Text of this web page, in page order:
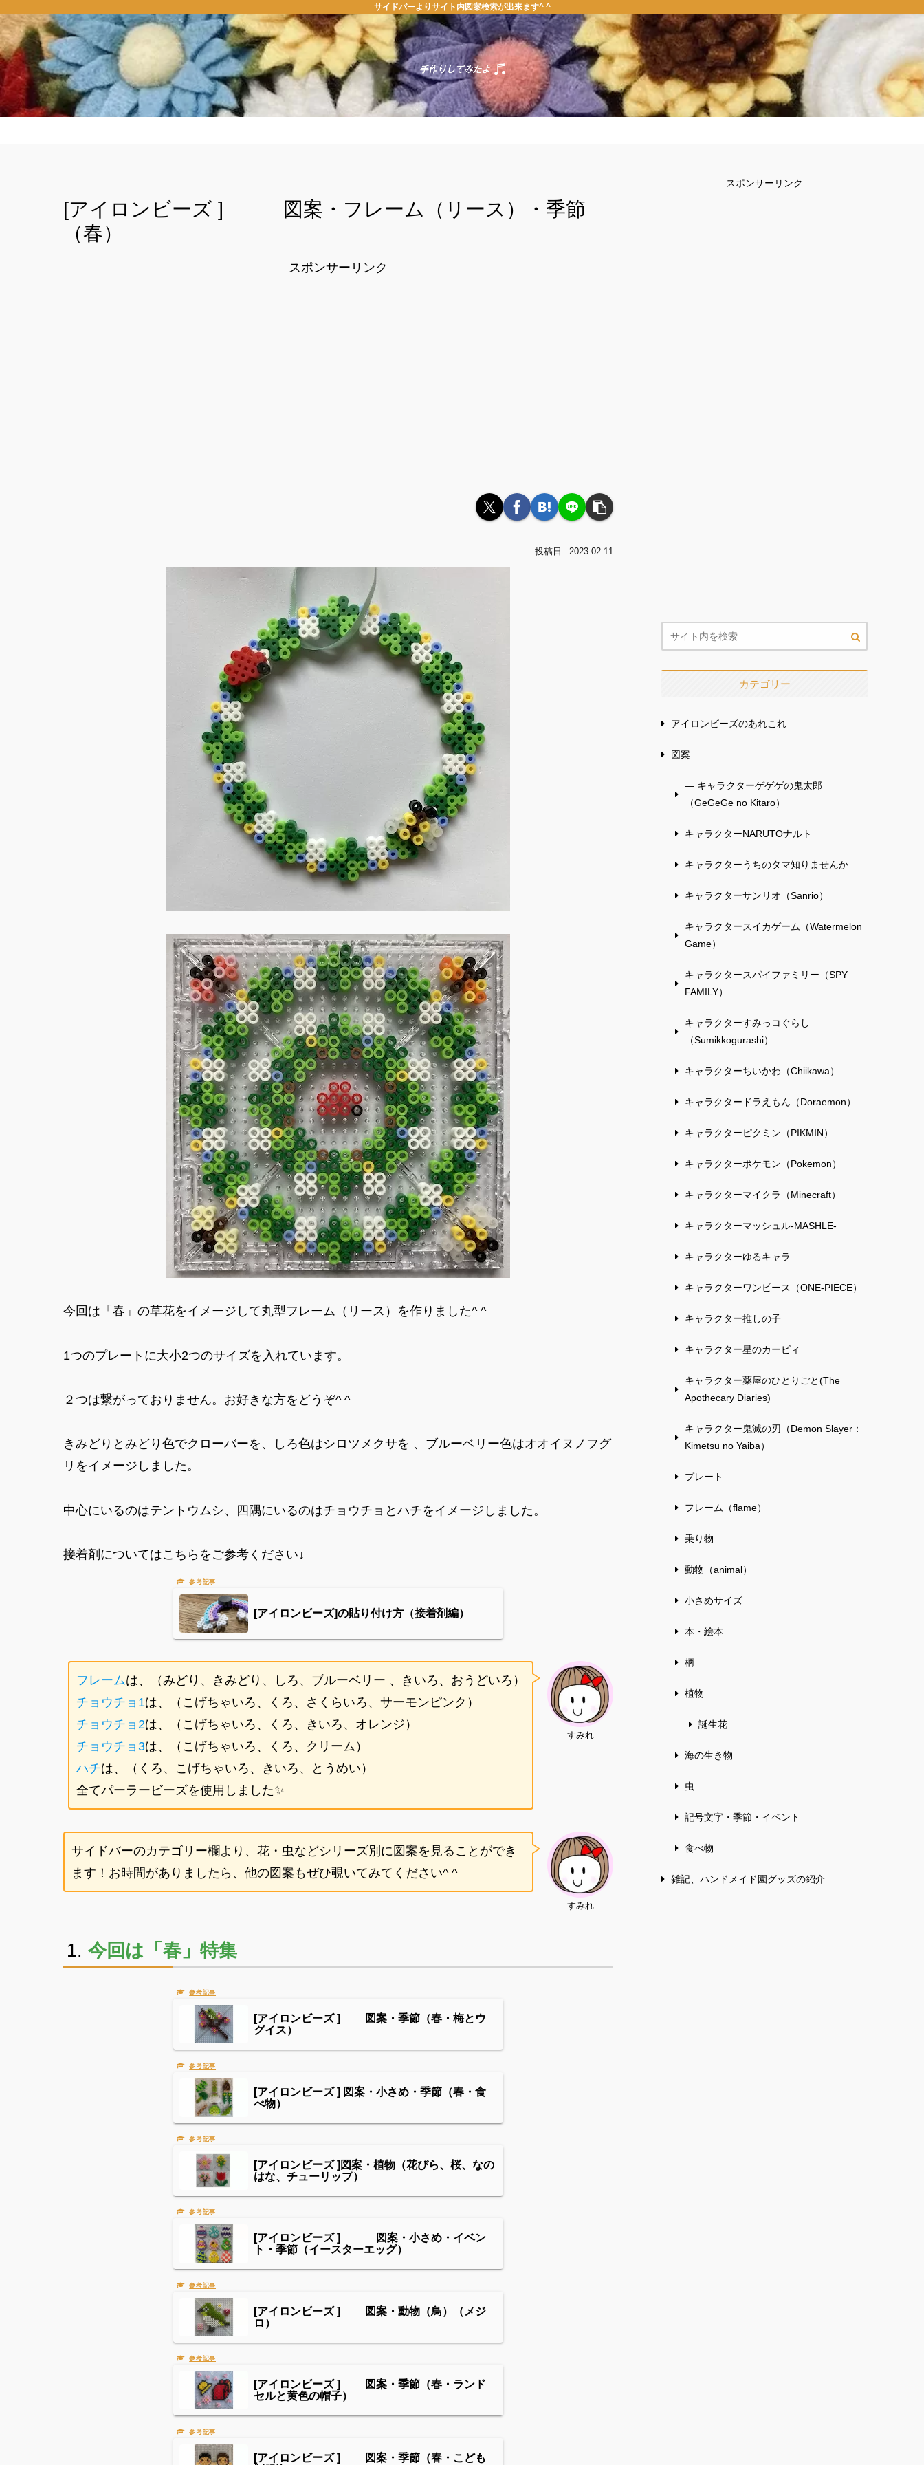
サイドバーよりサイト内図案検索が出来ます^ ^
[アイロンビーズ ] 図案・フレーム（リース）・季節
（春）
スポンサーリンク
2023.02.11
今回は「春」の草花をイメージして丸型フレーム（リース）を作りました^ ^
1つのプレートに大小2つのサイズを入れています。
２つは繋がっておりません。お好きな方をどうぞ^ ^
きみどりとみどり色でクローバーを、しろ色はシロツメクサを 、ブルーベリー色はオオイヌノフグ
リをイメージしました。
中心にいるのはテントウムシ、四隅にいるのはチョウチョとハチをイメージしました。
接着剤についてはこちらをご参考ください↓
[アイロンビーズ]の貼り付け方（接着剤編）
すみれ
フレームは、（みどり、きみどり、しろ、ブルーベリー 、きいろ、おうどいろ）
チョウチョ1は、（こげちゃいろ、くろ、さくらいろ、サーモンピンク）
チョウチョ2は、（こげちゃいろ、くろ、きいろ、オレンジ）
チョウチョ3は、（こげちゃいろ、くろ、クリーム）
ハチは、（くろ、こげちゃいろ、きいろ、とうめい）
全てパーラービーズを使用しました✨
すみれ
サイドバーのカテゴリー欄より、花・虫などシリーズ別に図案を見ることができ
ます！お時間がありましたら、他の図案もぜひ覗いてみてください^ ^
今回は「春」特集
[アイロンビーズ ] 図案・季節（春・梅とウ
グイス）
[アイロンビーズ ] 図案・小さめ・季節（春・食
べ物）
[アイロンビーズ ]図案・植物（花びら、桜、なの
はな、チューリップ）
[アイロンビーズ ] 図案・小さめ・イベン
ト・季節（イースターエッグ）
[アイロンビーズ ] 図案・動物（鳥）（メジ
ロ）
[アイロンビーズ ] 図案・季節（春・ランド
セルと黄色の帽子）
[アイロンビーズ ] 図案・季節（春・こども
スポンサーリンク
カテゴリー
アイロンビーズのあれこれ
図案
— キャラクターゲゲゲの鬼太郎
（GeGeGe no Kitaro）
キャラクターNARUTOナルト
キャラクターうちのタマ知りませんか
キャラクターサンリオ（Sanrio）
キャラクタースイカゲーム（Watermelon
Game）
キャラクタースパイファミリー（SPY
FAMILY）
キャラクターすみっコぐらし
（Sumikkogurashi）
キャラクターちいかわ（Chiikawa）
キャラクタードラえもん（Doraemon）
キャラクターピクミン（PIKMIN）
キャラクターポケモン（Pokemon）
キャラクターマイクラ（Minecraft）
キャラクターマッシュル-MASHLE-
キャラクターゆるキャラ
キャラクターワンピース（ONE-PIECE）
キャラクター推しの子
キャラクター星のカービィ
キャラクター薬屋のひとりごと(The
Apothecary Diaries)
キャラクター鬼滅の刃（Demon Slayer：
Kimetsu no Yaiba）
プレート
フレーム（flame）
乗り物
動物（animal）
小さめサイズ
本・絵本
柄
植物
誕生花
海の生き物
虫
記号文字・季節・イベント
食べ物
雑記、ハンドメイド園グッズの紹介